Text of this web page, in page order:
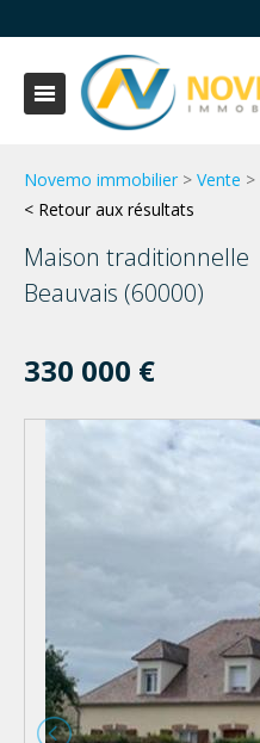
Novemo immobilier > Vente >
< Retour aux résultats
Maison traditionnelle
Beauvais (60000)
330 000 €